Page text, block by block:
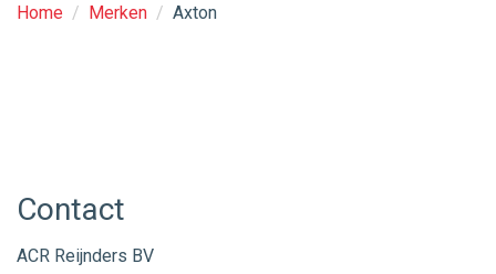
Home / Merken / Axton
Contact
ACR Reijnders BV